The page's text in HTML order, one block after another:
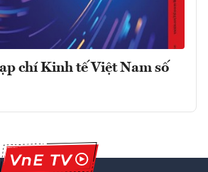
chí Kinh tế Việt Nam số